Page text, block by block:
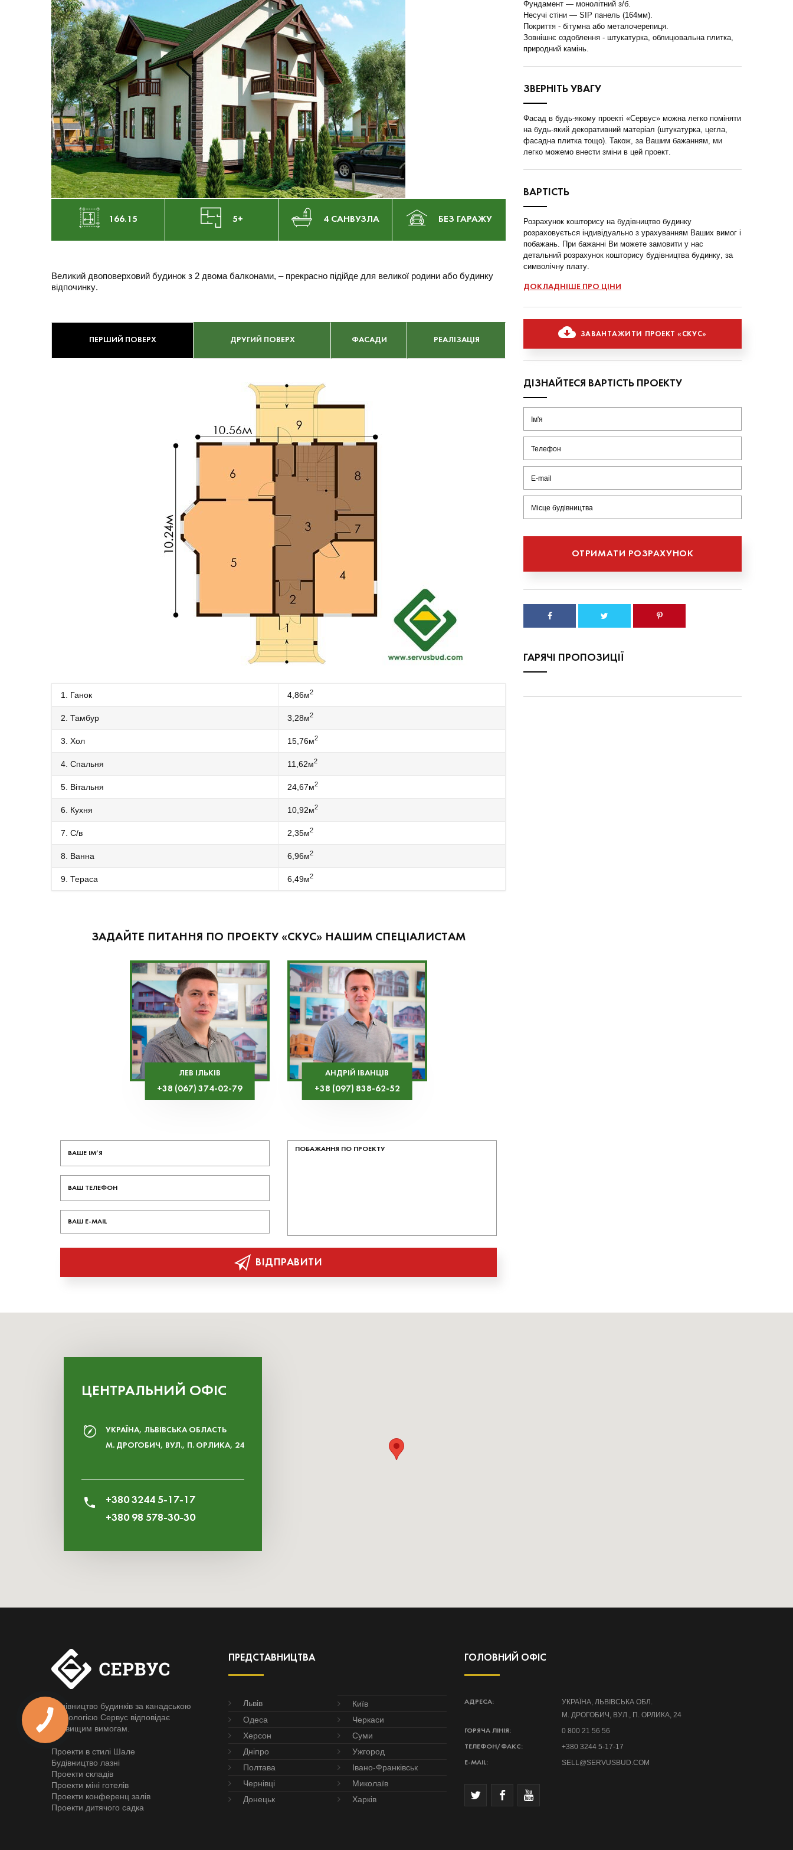
166.15 5+ 4 САНВУЗЛА БЕЗ ГАРАЖУ
Великий двоповерховий будинок з 2 двома балконами, – прекрасно підійде для великої родини або будинку
відпочинку.
ПЕРШИЙ ПОВЕРХ ДРУГИЙ ПОВЕРХ ФАСАДИ РЕАЛІЗАЦІЯ
1. Ганок 4,86м2
2. Тамбур 3,28м2
3. Хол 15,76м2
4. Спальня 11,62м2
5. Вітальня 24,67м2
6. Кухня 10,92м2
7. С/в 2,35м2
8. Ванна 6,96м2
9. Тераса 6,49м2
ЗАДАЙТЕ ПИТАННЯ ПО ПРОЕКТУ «СКУС» НАШИМ СПЕЦІАЛИСТАМ
ЛЕВ ІЛЬКІВ
+38 (067) 374-02-79
АНДРІЙ ІВАНЦІВ
+38 (097) 838-62-52
ВІДПРАВИТИ
Фундамент — монолітний з/б.
Несучі стіни — SIP панель (164мм).
Покриття - бітумна або металочерепиця.
Зовнішнє оздоблення - штукатурка, облицювальна плитка,
природний камінь.
ЗВЕРНІТЬ УВАГУ
Фасад в будь-якому проекті «Сервус» можна легко поміняти
на будь-який декоративний матеріал (штукатурка, цегла,
фасадна плитка тощо). Також, за Вашим бажанням, ми
легко можемо внести зміни в цей проект.
ВАРТІСТЬ
Розрахунок кошторису на будівництво будинку
розраховується індивідуально з урахуванням Ваших вимог і
побажань. При бажанні Ви можете замовити у нас
детальний розрахунок кошторису будівництва будинку, за
символічну плату.
ДОКЛАДНІШЕ ПРО ЦІНИ
ЗАВАНТАЖИТИ ПРОЕКТ «СКУС»
ДІЗНАЙТЕСЯ ВАРТІСТЬ ПРОЕКТУ
ГАРЯЧІ ПРОПОЗИЦІЇ
ЦЕНТРАЛЬНИЙ ОФІС
УКРАЇНА, ЛЬВІВСЬКА ОБЛАСТЬ
М. ДРОГОБИЧ, ВУЛ., П. ОРЛИКА, 24
+380 3244 5-17-17
+380 98 578-30-30
Будівництво будинків за канадською
технологією Сервус відповідає
найвищим вимогам.
Проекти в стилі Шале
Будівництво лазні
Проекти складів
Проекти міні готелів
Проекти конференц залів
Проекти дитячого садка
ПРЕДСТАВНИЦТВА
Львів
Київ
Одеса
Черкаси
Херсон
Суми
Дніпро
Ужгород
Полтава
Івано-Франківськ
Чернівці
Миколаїв
Донецьк
Харків
ГОЛОВНИЙ ОФІС
АДРЕСА:
УКРАЇНА, ЛЬВІВСЬКА ОБЛ.
М. ДРОГОБИЧ, ВУЛ., П. ОРЛИКА, 24
ГОРЯЧА ЛІНІЯ: 0 800 21 56 56
ТЕЛЕФОН/ФАКС: +380 3244 5-17-17
E-MAIL: SELL@SERVUSBUD.COM